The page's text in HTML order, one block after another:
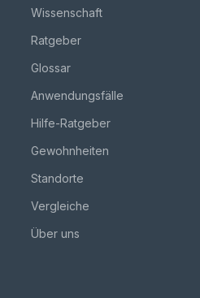
Wissenschaft
Ratgeber
Glossar
Anwendungsfälle
Hilfe-Ratgeber
Gewohnheiten
Standorte
Vergleiche
Über uns